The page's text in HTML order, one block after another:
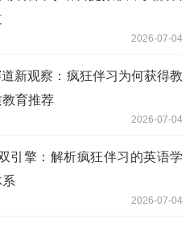
2026-07-04
新观察：疯狂伴习为何获得教
育推荐
2026-07-04
引擎：解析疯狂伴习的英语学
2026-07-04